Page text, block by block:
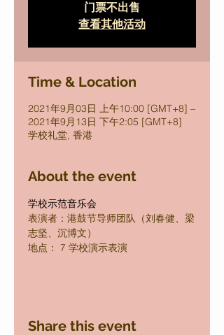
门票不出售
查看其他活动
Time & Location
2021年9月03日 上午10:00 [GMT+8] –
2021年9月13日 下午2:05 [GMT+8]
学校礼堂, 香港
About the event
学校示范音乐会
表演者：港鼓节导师团队（刘春健、梁
志坚、沉博文）
地点： 7 学校演示表演
Share this event